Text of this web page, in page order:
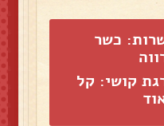
כשר
קושי: קל